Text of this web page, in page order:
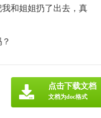
和姐姐扔了出去，真
点击下载文档
文档为doc格式